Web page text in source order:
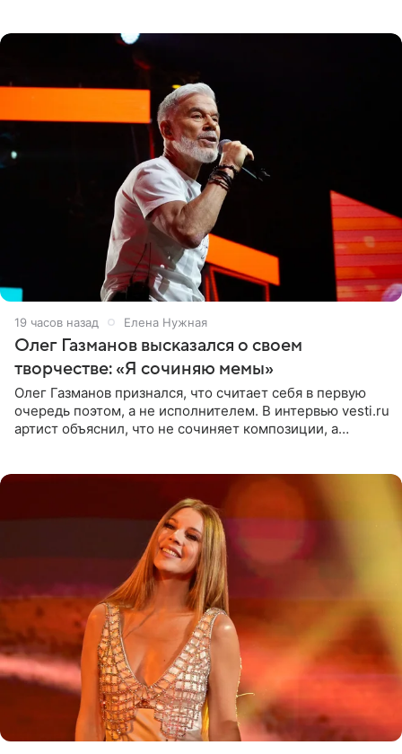
19 часов назад Елена Нужная
Олег Газманов высказался о своем
творчестве: «Я сочиняю мемы»
Олег Газманов признался, что считает себя в первую
очередь поэтом, а не исполнителем. В интервью vesti.ru
артист объяснил, что не сочиняет композиции, а